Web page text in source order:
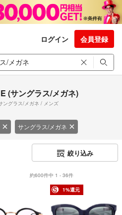
ログイン 会員登録
(サングラス/メガネ)
ングラス/メガネ / メンズ
サングラス/メガネ
絞り込み
約600件中 1 - 36件
1%還元